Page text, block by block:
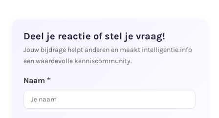
Deel je reactie of stel je vraag!
Jouw bijdrage helpt anderen en maakt intelligentie.info
een waardevolle kenniscommunity.
Naam *